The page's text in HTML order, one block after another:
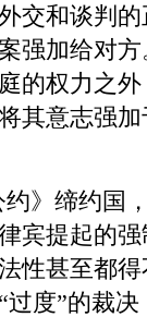
交和谈判
强加给对
的权力之
其意志强
》缔约国
宾提起的
性甚至都
度”的裁